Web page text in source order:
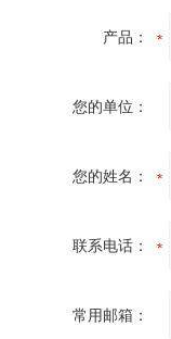
产品：
您的单位：
您的姓名：
联系电话：
常用邮箱：